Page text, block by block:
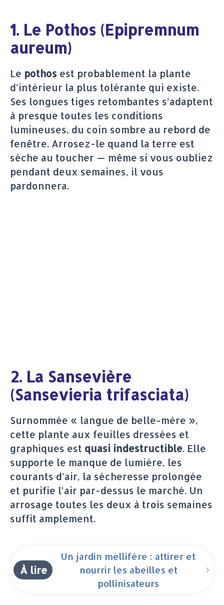
1. Le Pothos (Epipremnum
aureum)
Le pothos est probablement la plante
d’intérieur la plus tolérante qui existe.
Ses longues tiges retombantes s’adaptent
à presque toutes les conditions
lumineuses, du coin sombre au rebord de
fenêtre. Arrosez-le quand la terre est
sèche au toucher — même si vous oubliez
pendant deux semaines, il vous
pardonnera.
2. La Sansevière
(Sansevieria trifasciata)
Surnommée « langue de belle-mère »,
cette plante aux feuilles dressées et
graphiques est quasi indestructible. Elle
supporte le manque de lumière, les
courants d’air, la sécheresse prolongée
et purifie l’air par-dessus le marché. Un
arrosage toutes les deux à trois semaines
suffit amplement.
À lire
Un jardin mellifère : attirer et
nourrir les abeilles et
pollinisateurs